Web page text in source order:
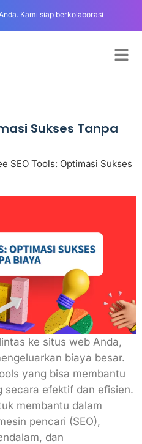
Kami siap berkolaborasi
Sukses Tanpa
SEO Tools: Optimasi Sukses
ke situs web Anda,
biaya besar.
yang bisa membantu
secara efektif dan efisien.
membantu dalam
pencari (SEO),
dan